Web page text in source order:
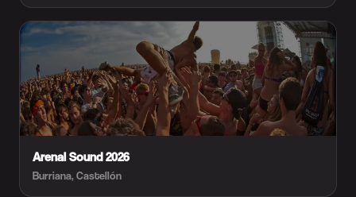
Arenal Sound 2026
Burriana, Castellón